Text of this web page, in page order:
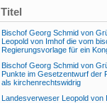
Titel
Bischof Georg Schmid von
Leopold von Imhof die vom
Regierungsvorlage für ein
Bischof Georg Schmid von
Punkte im Gesetzentwurf der
als kirchenrechtswidrig
Landesverweser Leopold von